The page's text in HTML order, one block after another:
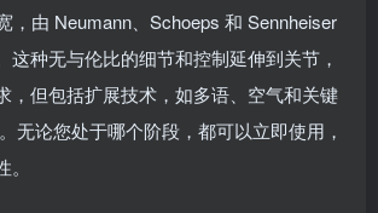
，由 Neumann、Schoeps 和 Sennheiser
这种无与伦比的细节和控制延伸到关节，
，但包括扩展技术，如多语、空气和关键
无论您处于哪个阶段，都可以立即使用，